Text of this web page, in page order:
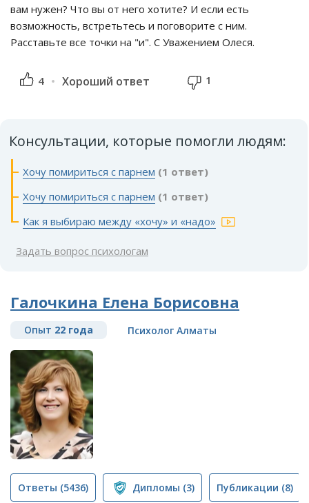
вам нужен? Что вы от него хотите? И если есть
возможность, встретьтесь и поговорите с ним.
Расставьте все точки на "и". С Уважением Олеся.
4 Хороший ответ 1
Консультации, которые помогли людям:
Хочу помириться с парнем (1 ответ)
Хочу помириться с парнем (1 ответ)
Как я выбираю между «хочу» и «надо»
Задать вопрос психологам
Галочкина Елена Борисовна
Опыт 22 года Психолог Алматы
Ответы (5436) Дипломы (3) Публикации (8)